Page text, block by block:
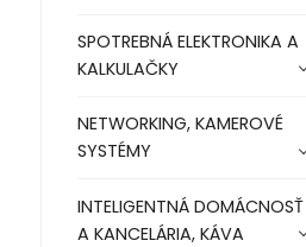
SPOTREBNÁ ELEKTRONIKA A
KALKULAČKY
NETWORKING, KAMEROVÉ
SYSTÉMY
INTELIGENTNÁ DOMÁCNOSŤ
A KANCELÁRIA, KÁVA